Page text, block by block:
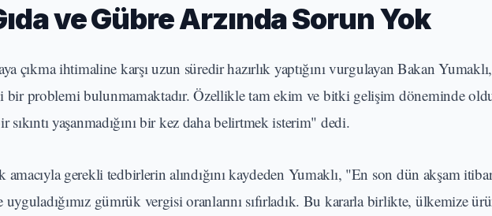
ve Gübre Arzında Sorun Yok
çıkma ihtimaline karşı uzun süredir hazırlık yaptığını vurgulayan Bakan Yumaklı,
bir problemi bulunmamaktadır. Özellikle tam ekim ve bitki gelişim döneminde
yaşanmadığını bir kez daha belirtmek isterim" dedi.
gerekli tedbirlerin alındığını kaydeden Yumaklı, "En son dün akşam
gümrük vergisi oranlarını sıfırladık. Bu kararla birlikte, ülkemize